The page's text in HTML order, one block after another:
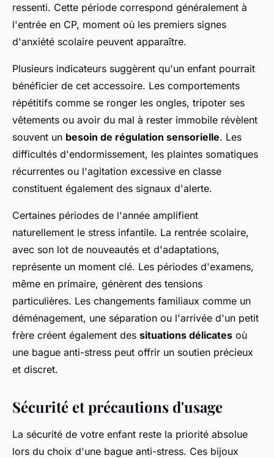
ressenti. Cette période correspond généralement à
l'entrée en CP, moment où les premiers signes
d'anxiété scolaire peuvent apparaître.
Plusieurs indicateurs suggèrent qu'un enfant pourrait
bénéficier de cet accessoire. Les comportements
répétitifs comme se ronger les ongles, tripoter ses
vêtements ou avoir du mal à rester immobile révèlent
souvent un besoin de régulation sensorielle. Les
difficultés d'endormissement, les plaintes somatiques
récurrentes ou l'agitation excessive en classe
constituent également des signaux d'alerte.
Certaines périodes de l'année amplifient
naturellement le stress infantile. La rentrée scolaire,
avec son lot de nouveautés et d'adaptations,
représente un moment clé. Les périodes d'examens,
même en primaire, génèrent des tensions
particulières. Les changements familiaux comme un
déménagement, une séparation ou l'arrivée d'un petit
frère créent également des situations délicates où
une bague anti-stress peut offrir un soutien précieux
et discret.
Sécurité et précautions d'usage
La sécurité de votre enfant reste la priorité absolue
lors du choix d'une bague anti-stress. Ces bijoux